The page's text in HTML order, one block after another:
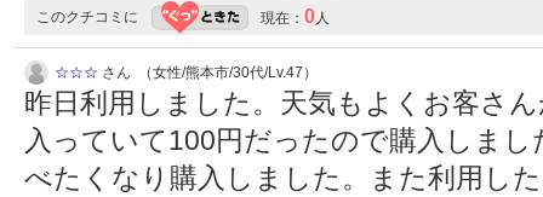
このクチコミに 現在： 0人
☆☆☆ さん （女性/熊本市/30代/Lv.47）
昨日利用しました。天気もよくお客さ
入っていて100円だったので購入しま
べたくなり購入しました。また利用し